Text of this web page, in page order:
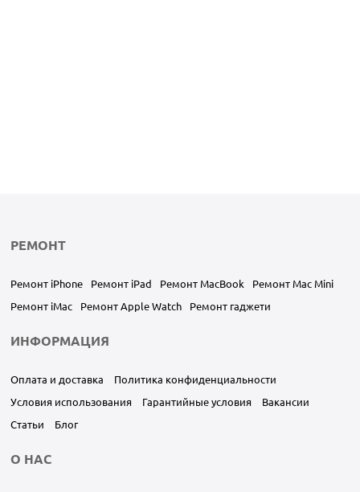
РЕМОНТ
Ремонт iPhone Ремонт iPad Ремонт MacBook
Ремонт Mac Mini
Ремонт iMac
Ремонт Apple Watch Ремонт гаджети
ИНФОРМАЦИЯ
Оплата и доставка
Политика конфиденциальности
Условия использования
Гарантийные условия
Вакансии
Статьи
Блог
О НАС